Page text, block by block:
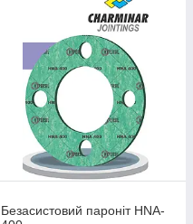
Безасистовий пароніт HNA-